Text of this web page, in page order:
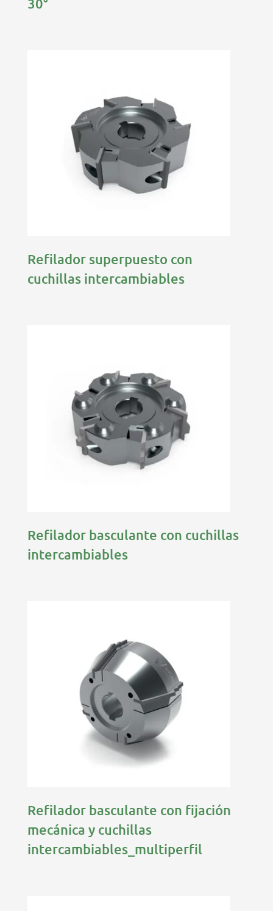
Refilador superpuesto con
cuchillas intercambiables
Refilador basculante con cuchillas
intercambiables
Refilador basculante con fijación
mecánica y cuchillas
intercambiables_multiperfil